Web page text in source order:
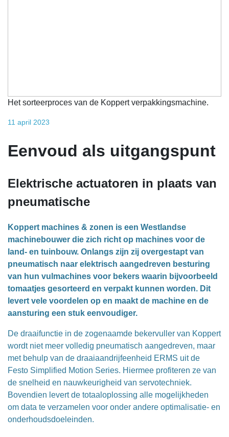
Het sorteerproces van de Koppert verpakkingsmachine.
11 april 2023
Eenvoud als uitgangspunt
Elektrische actuatoren in plaats van
pneumatische
Koppert machines & zonen is een Westlandse
machinebouwer die zich richt op machines voor de
land- en tuinbouw. Onlangs zijn zij overgestapt van
pneumatisch naar elektrisch aangedreven besturing
van hun vulmachines voor bekers waarin bijvoorbeeld
tomaatjes gesorteerd en verpakt kunnen worden. Dit
levert vele voordelen op en maakt de machine en de
aansturing een stuk eenvoudiger.
De draaifunctie in de zogenaamde bekervuller van Koppert
wordt niet meer volledig pneumatisch aangedreven, maar
met behulp van de draaiaandrijfeenheid ERMS uit de
Festo Simplified Motion Series. Hiermee profiteren ze van
de snelheid en nauwkeurigheid van servotechniek.
Bovendien levert de totaaloplossing alle mogelijkheden
om data te verzamelen voor onder andere optimalisatie- en
onderhoudsdoeleinden.